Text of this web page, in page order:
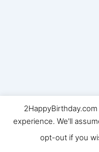
Copyright © 2026
experience. We'll
opt-out if you